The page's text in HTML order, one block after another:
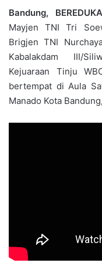
Bandung,
Mayjen TNI Tri
Brigjen TNI
Kabalakdam III/
Kejuaraan Tinju
bertempat di Aula
Manado Kota